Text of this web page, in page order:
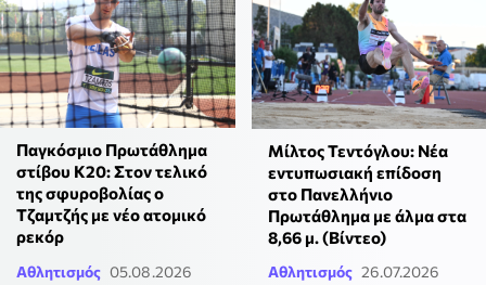
Παγκόσμιο Πρωτάθλημα
στίβου Κ20: Στον τελικό
της σφυροβολίας ο
Τζαμτζής με νέο ατομικό
ρεκόρ
Αθλητισμός 05.08.2026
Μίλτος Τεντόγλου: Νέα
εντυπωσιακή επίδοση
στο Πανελλήνιο
Πρωτάθλημα με άλμα στα
8,66 μ. (Βίντεο)
Αθλητισμός 26.07.2026